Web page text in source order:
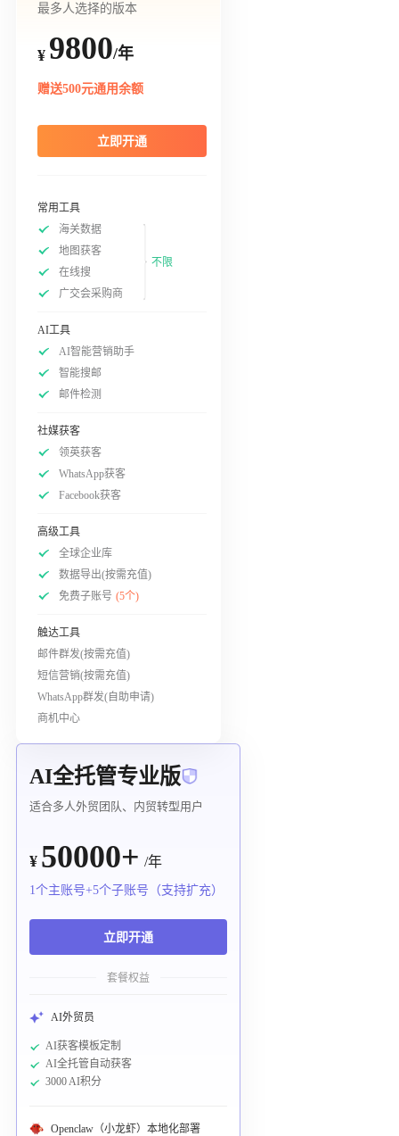
最多人选择的版本
¥ 9800/年
赠送500元通用余额
立即开通
常用工具
海关数据
地图获客
在线搜
广交会采购商
不限
AI工具
AI智能营销助手
智能搜邮
邮件检测
社媒获客
领英获客
WhatsApp获客
Facebook获客
高级工具
全球企业库
数据导出(按需充值)
免费子账号 (5个)
触达工具
邮件群发(按需充值)
短信营销(按需充值)
WhatsApp群发(自助申请)
商机中心
AI全托管专业版
适合多人外贸团队、内贸转型用户
¥ 50000+ /年
1个主账号+5个子账号（支持扩充）
立即开通
套餐权益
AI外贸员
AI获客模板定制
AI全托管自动获客
3000 AI积分
Openclaw（小龙虾）本地化部署